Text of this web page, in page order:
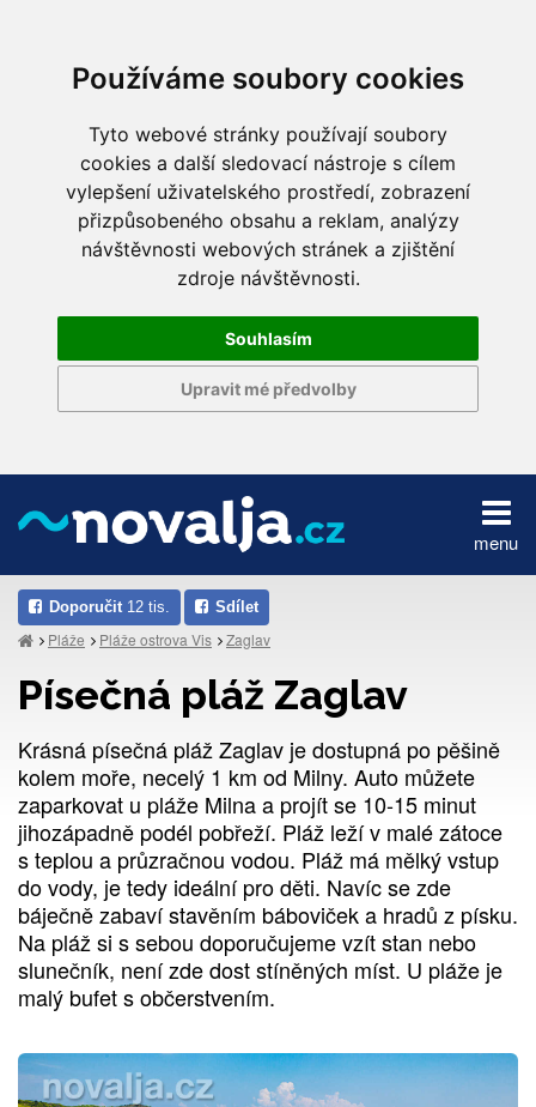
Používáme soubory cookies
Tyto webové stránky používají soubory
cookies a další sledovací nástroje s cílem
vylepšení uživatelského prostředí, zobrazení
přizpůsobeného obsahu a reklam, analýzy
návštěvnosti webových stránek a zjištění
zdroje návštěvnosti.
Souhlasím
Upravit mé předvolby
menu
Doporučit 12 tis. Sdílet
Pláže Pláže ostrova Vis Zaglav
Písečná pláž Zaglav
Krásná písečná pláž Zaglav je dostupná po pěšině
kolem moře, necelý 1 km od Milny. Auto můžete
zaparkovat u pláže Milna a projít se 10-15 minut
jihozápadně podél pobřeží. Pláž leží v malé zátoce
s teplou a průzračnou vodou. Pláž má mělký vstup
do vody, je tedy ideální pro děti. Navíc se zde
báječně zabaví stavěním báboviček a hradů z písku.
Na pláž si s sebou doporučujeme vzít stan nebo
slunečník, není zde dost stíněných míst. U pláže je
malý bufet s občerstvením.